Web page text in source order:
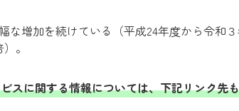
な増加を続けている（平成24年度から令和
。
スに関する情報については、下記リンク先